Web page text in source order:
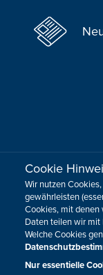
Sie
Impressum
Design,
Cookie
Wir nutzen
gewährleisten
Cookies, mit denen
Daten teilen wir mit
Welche Cookies
Nur essentielle